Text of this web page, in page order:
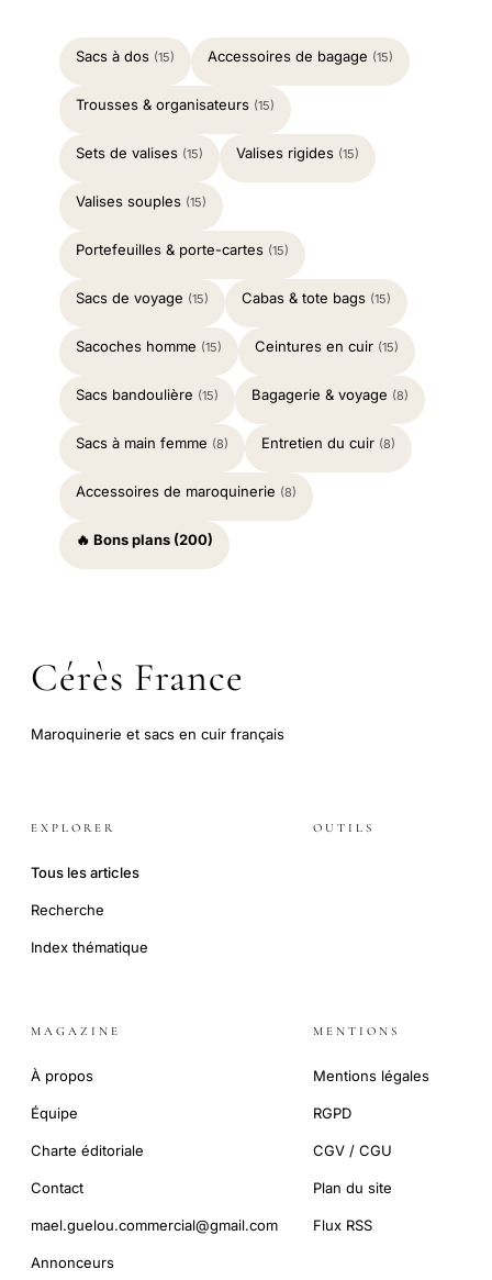
Sacs à dos (15) Accessoires de bagage (15)
Trousses & organisateurs (15)
Sets de valises (15) Valises rigides (15)
Valises souples (15)
Portefeuilles & porte-cartes (15)
Sacs de voyage (15) Cabas & tote bags (15)
Sacoches homme (15) Ceintures en cuir (15)
Sacs bandoulière (15) Bagagerie & voyage (8)
Sacs à main femme (8) Entretien du cuir (8)
Accessoires de maroquinerie (8)
🔥 Bons plans (200)
Cérès France
Maroquinerie et sacs en cuir français
EXPLORER
Tous les articles
Recherche
Index thématique
OUTILS
MAGAZINE
À propos
Équipe
Charte éditoriale
Contact
mael.guelou.commercial@gmail.com
Annonceurs
MENTIONS
Mentions légales
RGPD
CGV / CGU
Plan du site
Flux RSS